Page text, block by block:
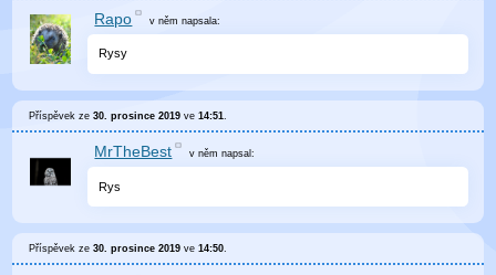
Rapo v němnapsala:
Rysy
Příspěvek ze30. prosince 2019 ve14:51.
MrTheBest v němnapsal:
Rys
Příspěvek ze30. prosince 2019 ve14:50.